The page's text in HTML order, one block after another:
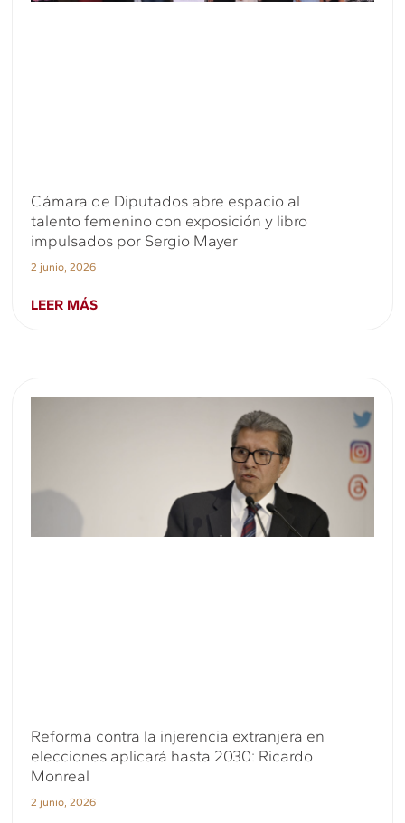
Cámara de Diputados abre espacio al
talento femenino con exposición y libro
impulsados por Sergio Mayer
2 junio, 2026
LEER MÁS
Reforma contra la injerencia extranjera en
elecciones aplicará hasta 2030: Ricardo
Monreal
2 junio, 2026